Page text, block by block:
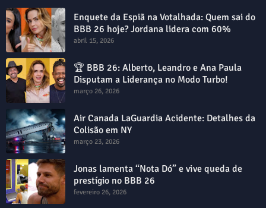
Enquete da Espiã na Votalhada: Quem sai do
BBB 26 hoje? Jordana lidera com 60%
abril 15, 2026
🏆 BBB 26: Alberto, Leandro e Ana Paula
Disputam a Liderança no Modo Turbo!
março 26, 2026
Air Canada LaGuardia Acidente: Detalhes da
Colisão em NY
março 23, 2026
Jonas lamenta “Nota Dó” e vive queda de
prestígio no BBB 26
fevereiro 26, 2026